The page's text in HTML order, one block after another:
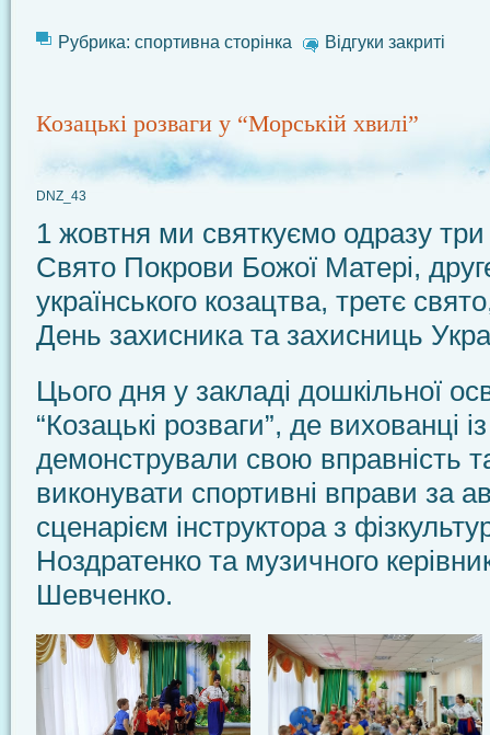
Рубрика: спортивна сторінка Відгуки закриті
Козацькі розваги у “Морській хвилі”
DNZ_43
1 жовтня ми святкуємо одразу
Свято Покрови Божої Матері,
українського козацтва, третє
День захисника та захисниць
Цього дня у закладі дошкільної
“Козацькі розваги”, де вихованці
демонстрували свою вправність
виконувати спортивні вправи за
сценарієм інструктора з
Ноздратенко та музичного
Шевченко.